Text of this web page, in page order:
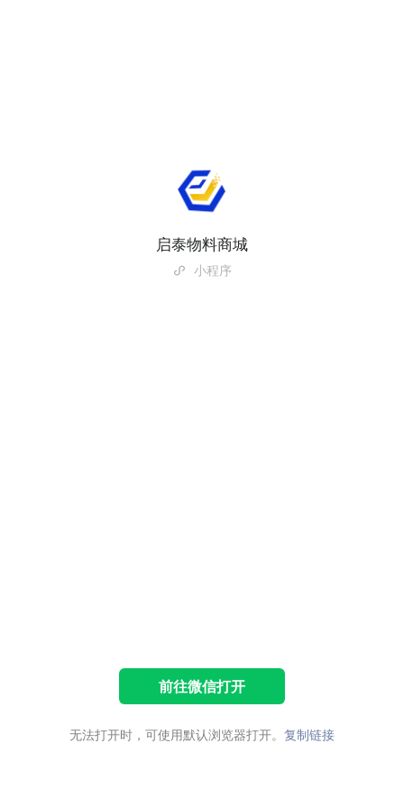
启泰物料商城
小程序
前往微信打开
无法打开时，可使用默认浏览器打开。 复制链接